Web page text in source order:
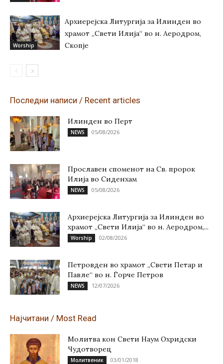
Worship
Архиерејска Литургија за Илинден во
храмот „Свети Илија“ во н. Аеродром,
Скопје
Последни написи / Recent articles
Илинден во Перт
NEWS 05/08/2026
Прославен споменот на Св. пророк
Илија во Сиденхам
NEWS 05/08/2026
Архиерејска Литургија за Илинден во
храмот „Свети Илија“ во н. Аеродром,...
Worship 02/08/2026
Петровден во храмот „Свети Петар и
Павле“ во н. Ѓорче Петров
NEWS 12/07/2026
Најчитани / Most Read
Молитва кон Свети Наум Охридски
Чудотворец
Молитвеник 03/01/2018